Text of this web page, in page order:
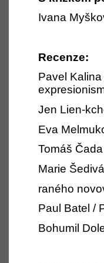
Ivana
Recenze:
Pavel
Jen Lien-
Eva
Tomáš
Marie
raného
Paul Batel /
Bohumil